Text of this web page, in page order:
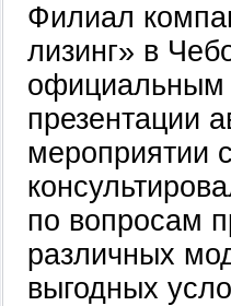
Филиал
лизинг» в
официальным
презентации
мероприятии
по вопросам
различных
выгодных